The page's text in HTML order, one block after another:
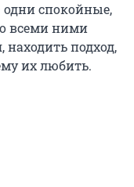
одни спокойные,
всеми ними
подход,
их любить.